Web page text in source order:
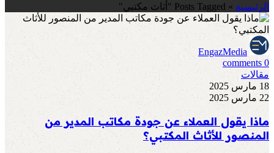
الرئيسية » Posts Tagged "أثاث مكتبي"
EngazMedia
0
comments
مقالات
18 مارس 2025
22 مارس 2025
ماذا يقول العملاء عن جودة مكاتب المدير من
المنصور للأثاث المكتبي؟